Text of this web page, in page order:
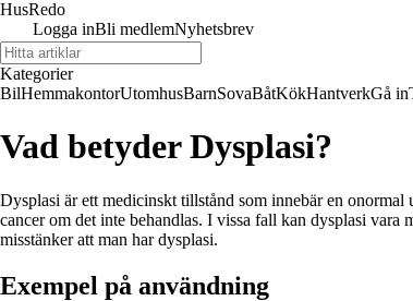
HusRedo
Logga inBli medlemNyhetsbrev
Kategorier
BilHemmakontorUtomhusBarnSovaBåtKökHantverkGå in
Vad betyder Dysplasi?
Dysplasi är ett medicinskt tillstånd som innebär en
cancer om det inte behandlas. I vissa fall kan dysplasi
misstänker att man har dysplasi.
Exempel på användning